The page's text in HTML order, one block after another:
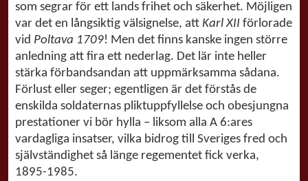
som segrar för ett lands frihet och säkerhet. Möjligen
var det en långsiktig välsignelse, att Karl XII förlorade
vid Poltava 1709! Men det finns kanske ingen större
anledning att fira ett nederlag. Det lär inte heller
stärka förbandsandan att uppmärksamma sådana.
Förlust eller seger; egentligen är det förstås de
enskilda soldaternas pliktuppfyllelse och obesjungna
prestationer vi bör hylla – liksom alla A 6:ares
vardagliga insatser, vilka bidrog till Sveriges fred och
självständighet så länge regementet fick verka,
1895-1985.